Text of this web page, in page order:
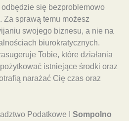
się bezproblemowo
Za sprawą temu możesz
swojego biznesu, a nie na
biurokratycznych.
Tobie, które działania
istniejące środki oraz
narażać Cię czas oraz
Podatkowe I Sompolno